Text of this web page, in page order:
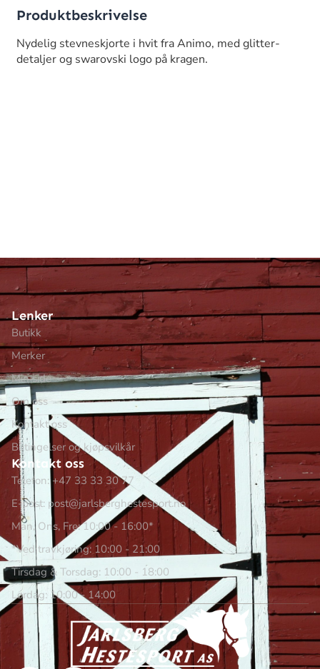
Produktbeskrivelse
Nydelig stevneskjorte i hvit fra Animo, med glitter-
detaljer og swarovski logo på kragen.
Lenker
Butikk
Merker
Min side
Om oss
Kontakt oss
Betingelser og kjøpsvilkår
Kontakt oss
Telefon: +47 33 33 30 77
E-post: post@jarlsberghestesport.no
Man, Ons, Fre: 10:00 - 16:00*
*Ved travkjøring: 10:00 - 21:00
Tirsdag & Torsdag: 10:00 - 18:00
Lørdag: 10:00 - 14:00